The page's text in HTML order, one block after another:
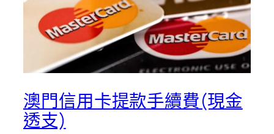
澳門信用卡提款手續費(現金
透支)